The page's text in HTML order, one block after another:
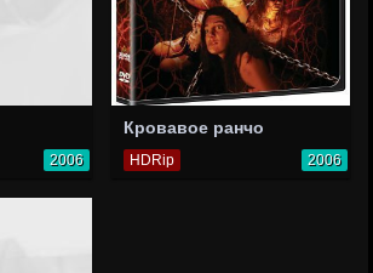
2006
Кровавое ранчо
HDRip 2006